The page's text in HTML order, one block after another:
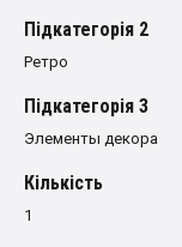
Пiдкатегорiя 2
Ретро
Пiдкатегорiя 3
Элементы декора
Кількість
1